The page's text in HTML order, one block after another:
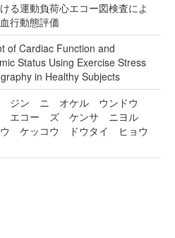
る運動負荷心エコー図検査によ
行動態評価
of Cardiac Function and
Status Using Exercise Stress
in Healthy Subjects
ジン ニ オケル ウンドウ
エコー ズ ケンサ ニヨル
ケッコウ ドウタイ ヒョウ